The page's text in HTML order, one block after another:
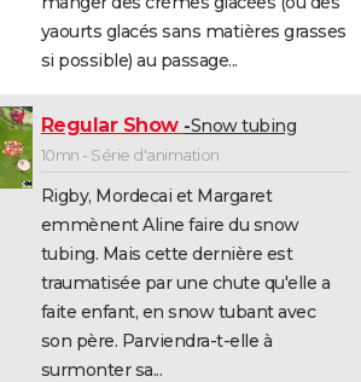
yaourts glacés sans matières grasses
si possible) au passage...
Regular Show Snow tubing
10mn - Série d'animation
Rigby, Mordecai et Margaret
emmènent Aline faire du snow
tubing. Mais cette dernière est
traumatisée par une chute qu'elle a
faite enfant, en snow tubant avec
son père. Parviendra-t-elle à
surmonter sa...